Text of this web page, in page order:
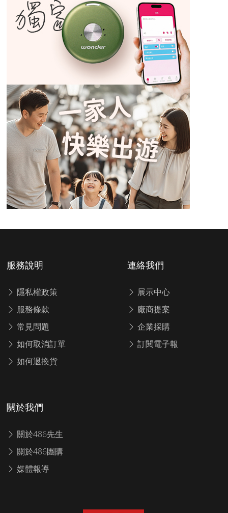
服務說明
隱私權政策
服務條款
常見問題
如何取消訂單
如何退換貨
連絡我們
展示中心
廠商提案
企業採購
訂閱電子報
關於我們
關於486先生
關於486團購
媒體報導